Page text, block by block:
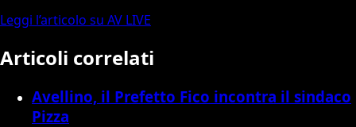
Leggi l’articolo su AV LIVE
Articoli correlati
Avellino, il Prefetto Fico incontra il sindaco
Pizza